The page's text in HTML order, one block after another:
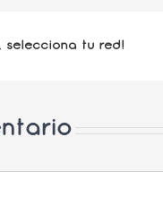
selecciona tu red!